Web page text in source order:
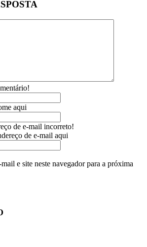
aqui
de e-mail incorreto!
de e-mail aqui
e site neste navegador para a próxima